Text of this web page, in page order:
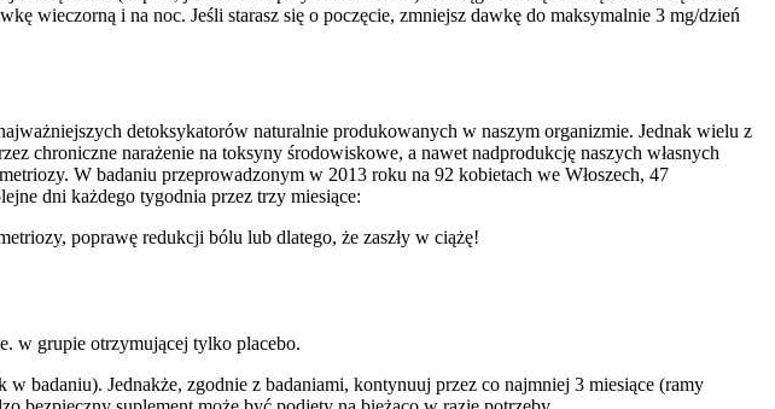
wieczorną i na noc. Jeśli starasz się o poczęcie, zmniejsz dawkę do maksymalnie 3 mg/dzień
detoksykatorów naturalnie produkowanych w naszym organizmie. Jednak wielu z
chroniczne narażenie na toksyny środowiskowe, a nawet nadprodukcję naszych własnych
W badaniu przeprowadzonym w 2013 roku na 92 kobietach we Włoszech, 47
dni każdego tygodnia przez trzy miesiące:
poprawę redukcji bólu lub dlatego, że zaszły w ciążę!
w grupie otrzymującej tylko placebo.
Jednakże, zgodnie z badaniami, kontynuuj przez co najmniej 3 miesiące (ramy